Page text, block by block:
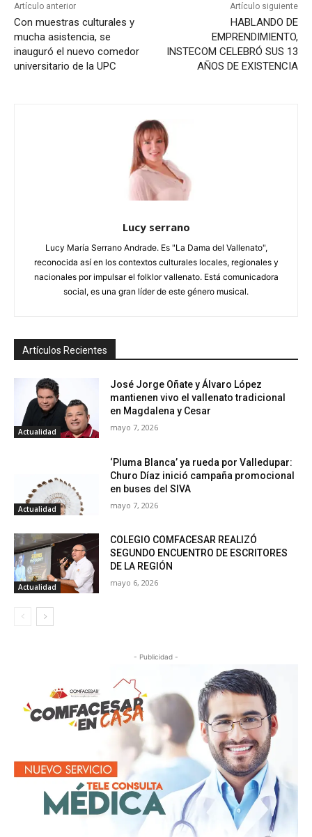
Artículo anterior
Con muestras culturales y
mucha asistencia, se
inauguró el nuevo comedor
universitario de la UPC
Artículo siguiente
HABLANDO DE
EMPRENDIMIENTO,
INSTECOM CELEBRÓ SUS 13
AÑOS DE EXISTENCIA
Lucy serrano
Lucy María Serrano Andrade. Es "La Dama del Vallenato",
reconocida así en los contextos culturales locales, regionales y
nacionales por impulsar el folklor vallenato. Está comunicadora
social, es una gran líder de este género musical.
Artículos Recientes
Actualidad
José Jorge Oñate y Álvaro López
mantienen vivo el vallenato tradicional
en Magdalena y Cesar
mayo 7, 2026
Actualidad
‘Pluma Blanca’ ya rueda por Valledupar:
Churo Díaz inició campaña promocional
en buses del SIVA
mayo 7, 2026
Actualidad
COLEGIO COMFACESAR REALIZÓ
SEGUNDO ENCUENTRO DE ESCRITORES
DE LA REGIÓN
mayo 6, 2026
- Publicidad -